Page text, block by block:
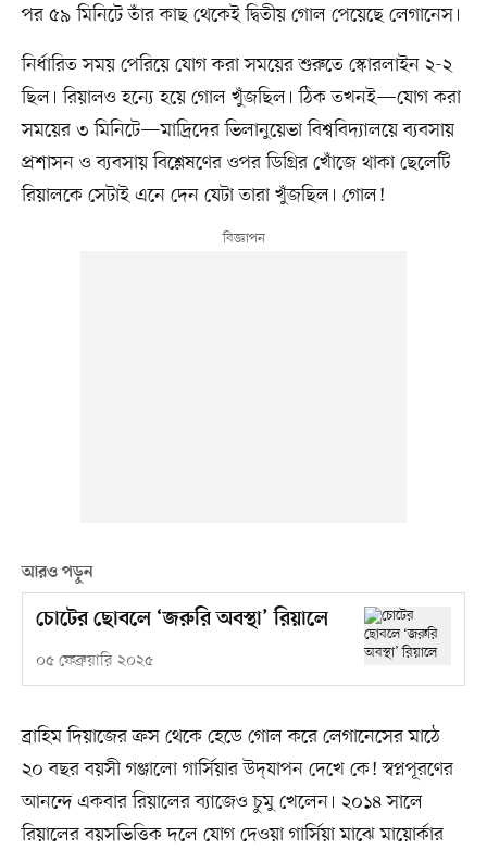
পর ৫৯ মিনিটে তাঁর কাছ থেকেই দ্বিতীয় গোল পেয়েছে লেগানেস।
নির্ধারিত সময় পেরিয়ে যোগ করা সময়ের শুরুতে স্কোরলাইন ২-২
ছিল। রিয়ালও হন্যে হয়ে গোল খুঁজছিল। ঠিক তখনই—যোগ করা
সময়ের ৩ মিনিটে—মাদ্রিদের ভিলানুয়েভা বিশ্ববিদ্যালয়ে ব্যবসায়
প্রশাসন ও ব্যবসায় বিশ্লেষণের ওপর ডিগ্রির খোঁজে থাকা ছেলেটি
রিয়ালকে সেটাই এনে দেন যেটা তারা খুঁজছিল। গোল!
আরও পড়ুন
চোটের ছোবলে ‘জরুরি অবস্থা’ রিয়ালে
০৫ ফেব্রুয়ারি ২০২৫
ব্রাহিম দিয়াজের ক্রস থেকে হেডে গোল করে লেগানেসের মাঠে
২০ বছর বয়সী গঞ্জালো গার্সিয়ার উদ্‌যাপন দেখে কে! স্বপ্নপূরণের
আনন্দে একবার রিয়ালের ব্যাজেও চুমু খেলেন। ২০১৪ সালে
রিয়ালের বয়সভিত্তিক দলে যোগ দেওয়া গার্সিয়া মাঝে মায়োর্কার